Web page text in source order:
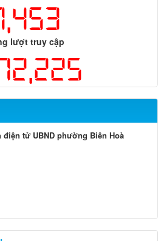
lượt truy cập
tử UBND phường Biên Hoà